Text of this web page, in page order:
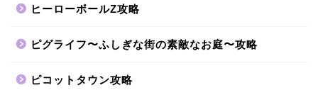
ヒーローボールZ攻略
ピグライフ〜ふしぎな街の素敵なお庭〜攻略
ピコットタウン攻略